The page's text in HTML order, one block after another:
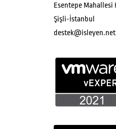
Esentepe Mahallesi
Şişli-İstanbul
destek@isleyen.net